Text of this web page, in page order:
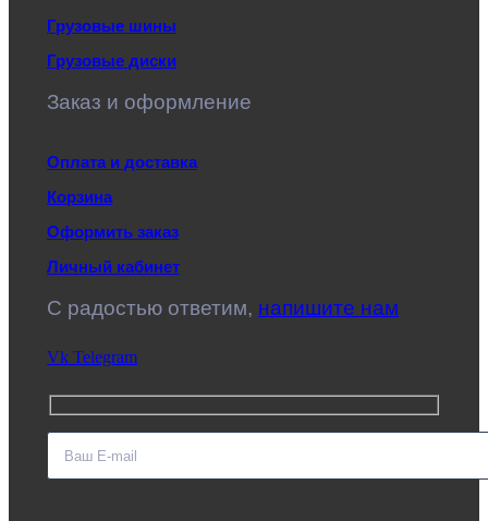
Грузовые шины
Грузовые диски
Заказ и оформление
Оплата и доставка
Корзина
Оформить заказ
Личный кабинет
C радостью ответим, напишите нам
Vk Telegram